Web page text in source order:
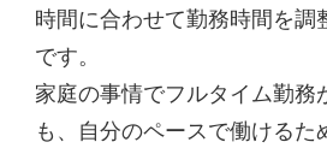
時間に合わせて勤務時間を調
です。
家庭の事情でフルタイム勤務
も、自分のペースで働けるた